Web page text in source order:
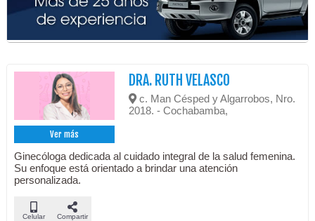
Ver más
DRA. RUTH VELASCO
c. Man Césped y Algarrobos, Nro.
2018. - Cochabamba,
Ginecóloga dedicada al cuidado integral de la salud femenina.
Su enfoque está orientado a brindar una atención
personalizada.
Celular Compartir